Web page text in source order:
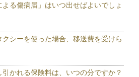
よる傷病届」はいつ出せばよいでしょ
シーを使った場合、移送費を受けら
かれる保険料は、いつの分ですか？